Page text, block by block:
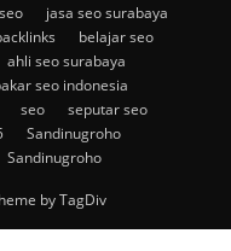
jasa seo surabaya
belajar seo
ahli seo surabaya
seo indonesia
seo
seputar seo
Sandinugroho
Sandinugroho
by TagDiv